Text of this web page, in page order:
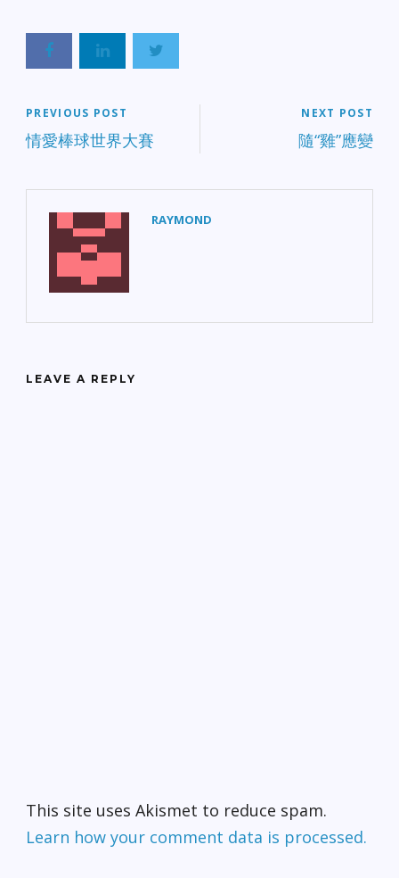
PREVIOUS POST
情愛棒球世界大賽
NEXT POST
隨“雞”應變
RAYMOND
LEAVE A REPLY
This site uses Akismet to reduce spam.
Learn how your comment data is processed.